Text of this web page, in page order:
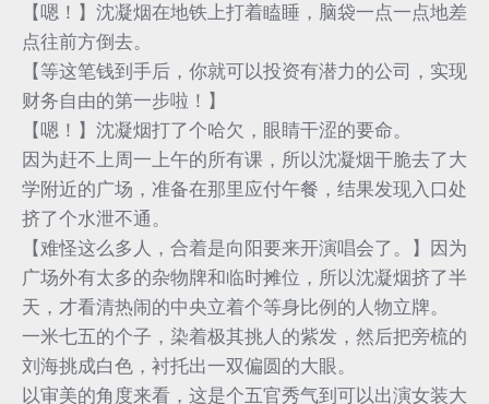
【嗯！】沈凝烟在地铁上打着瞌睡，脑袋一点一点地差
点往前方倒去。
【等这笔钱到手后，你就可以投资有潜力的公司，实现
财务自由的第一步啦！】
【嗯！】沈凝烟打了个哈欠，眼睛干涩的要命。
因为赶不上周一上午的所有课，所以沈凝烟干脆去了大
学附近的广场，准备在那里应付午餐，结果发现入口处
挤了个水泄不通。
【难怪这么多人，合着是向阳要来开演唱会了。】因为
广场外有太多的杂物牌和临时摊位，所以沈凝烟挤了半
天，才看清热闹的中央立着个等身比例的人物立牌。
一米七五的个子，染着极其挑人的紫发，然后把旁梳的
刘海挑成白色，衬托出一双偏圆的大眼。
以审美的角度来看，这是个五官秀气到可以出演女装大